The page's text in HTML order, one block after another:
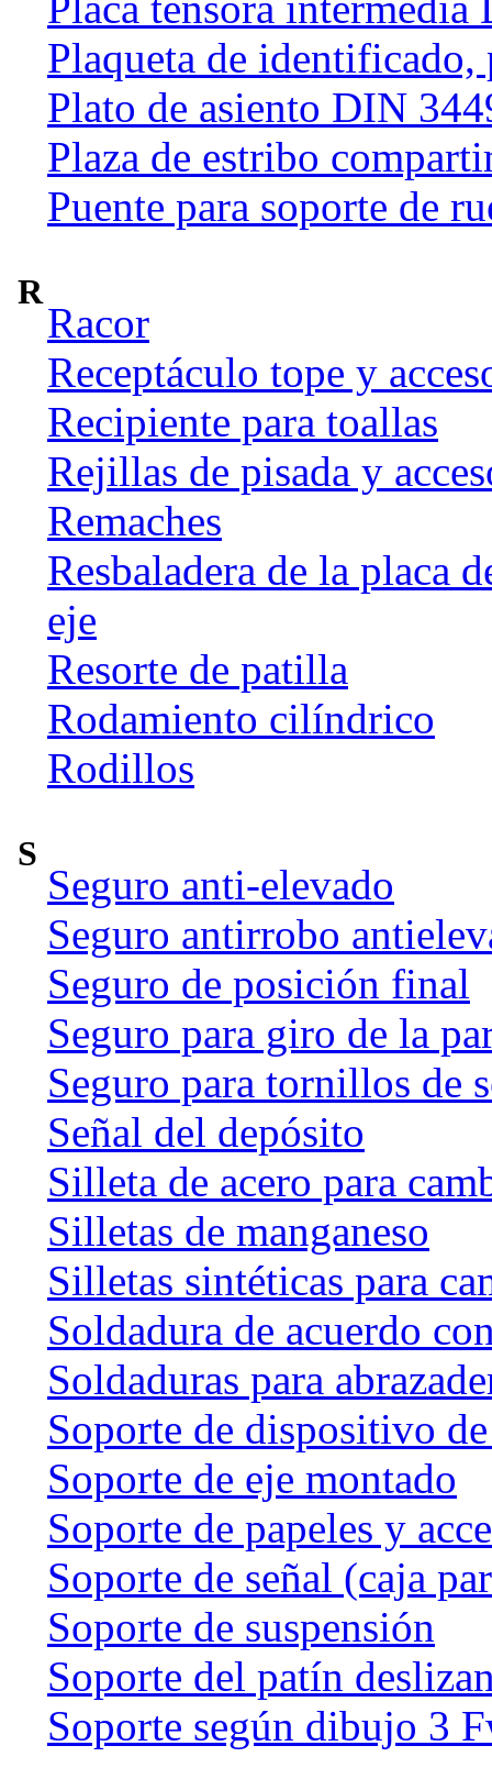
Plaqueta de identificado,
Plato de asiento DIN
Plaza de estribo
Puente para soporte de
R
Racor
Receptáculo tope y
Recipiente para toallas
Rejillas de pisada y
Remaches
Resbaladera de la placa
eje
Resorte de patilla
Rodamiento cilíndrico
Rodillos
S
Seguro anti-elevado
Seguro antirrobo
Seguro de posición final
Seguro para giro de la
Seguro para tornillos de
Señal del depósito
Silleta de acero para
Silletas de manganeso
Silletas sintéticas para
Soldadura de acuerdo
Soldaduras para
Soporte de dispositivo
Soporte de eje montado
Soporte de papeles y
Soporte de señal (caja
Soporte de suspensión
Soporte del patín
Soporte según dibujo 3